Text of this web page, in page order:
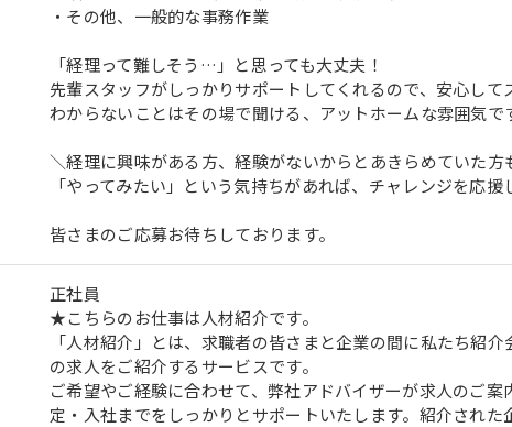
・その他、一般的な事務作業
「経理って難しそう…」と思っても大丈夫！
先輩スタッフがしっかりサポートしてくれるので、安心し
わからないことはその場で聞ける、アットホームな雰囲気で
＼経理に興味がある方、経験がないからとあきらめていた方
「やってみたい」という気持ちがあれば、チャレンジを応
皆さまのご応募お待ちしております。
正社員
★こちらのお仕事は人材紹介です。
「人材紹介」とは、求職者の皆さまと企業の間に私たち紹
の求人をご紹介するサービスです。
ご希望やご経験に合わせて、弊社アドバイザーが求人のご
定・入社までをしっかりとサポートいたします。紹介され